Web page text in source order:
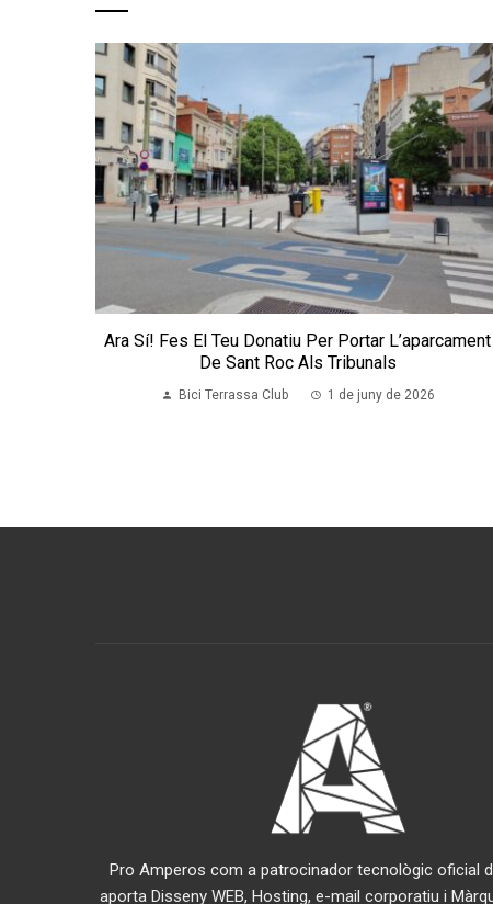
Ara Sí! Fes El Teu Donatiu Per Portar L’aparcament
De Sant Roc Als Tribunals
Bici Terrassa Club 1 de juny de 2026
Pro Amperos com a patrocinador tecnològic oficial
aporta Disseny WEB, Hosting, e-mail corporatiu i